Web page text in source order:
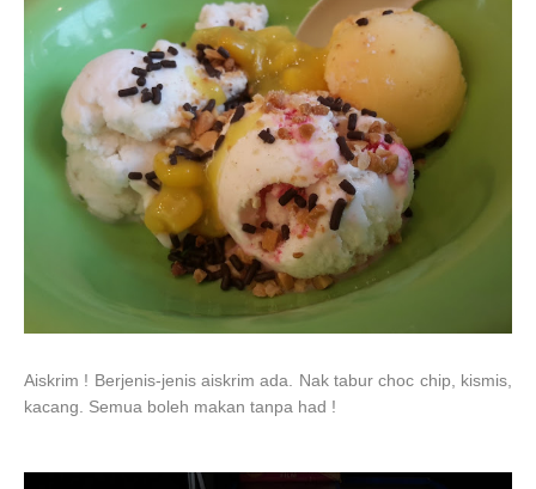
Aiskrim ! Berjenis-jenis aiskrim ada. Nak tabur choc chip, kismis,
kacang. Semua boleh makan tanpa had !